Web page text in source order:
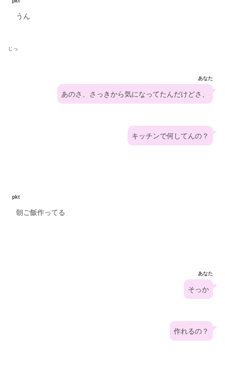
うん
じっ
あなた
あのさ、さっきから気になってたんだけどさ、
キッチンで何してんの？
pkt
朝ご飯作ってる
あなた
そっか
作れるの？